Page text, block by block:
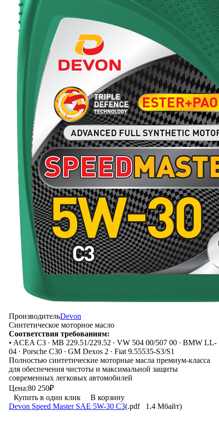
ПроизводительDevon
Синтетическое моторное масло
Соответствия требованиям:
• ACEA C3 ∙ MB 229.51/229.52 ∙ VW 504 00/507 00 ∙ BMW LL-
04 ∙ Porsche C30 ∙ GM Dexos 2 ∙ Fiat 9.55535-S3/S1
​Полностью синтетические моторные масла премиум-класса
для обеспечения чистоты и максимальной защиты
современных легковых автомобилей
Цена:80 250₽
Купить в один клик
В корзину
Devon Speed Master SAE 5W-30 C3(.pdf 1.4 Mбайт)
Масла